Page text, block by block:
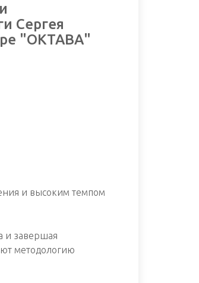
Сергея
"ОКТАВА"
и высоким темпом
и завершая
методологию